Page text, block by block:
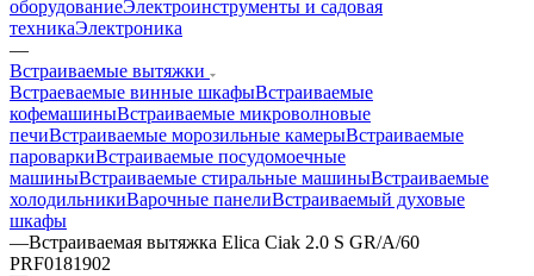
оборудованиеЭлектроинструменты и садовая
техникаЭлектроника
—
Встраиваемые вытяжки
Встраеваемые винные шкафыВстраиваемые
кофемашиныВстраиваемые микроволновые
печиВстраиваемые морозильные камерыВстраиваемые
пароваркиВстраиваемые посудомоечные
машиныВстраиваемые стиральные машиныВстраиваемые
холодильникиВарочные панелиВстраиваемый духовые
шкафы
—Встраиваемая вытяжка Elica Ciak 2.0 S GR/A/60
PRF0181902